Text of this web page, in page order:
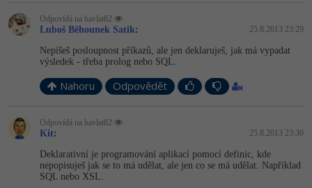
Odpovídá na havlat82
Luboš Běhounek Satik: 25.8.2013 23:29
Nepíšeš posloupnost příkazů, ale jen deklaruješ, jak má vypadat
výsledek - třeba prolog nebo SQL.
Nahoru Odpovědět
Odpovídá na havlat82
Kit: 25.8.2013 23:30
Deklarativní je programování aplikací pomocí definic, kde
nepopisuješ jak se to má udělat, ale jen co se má udělat. Například
SQL nebo XSL.